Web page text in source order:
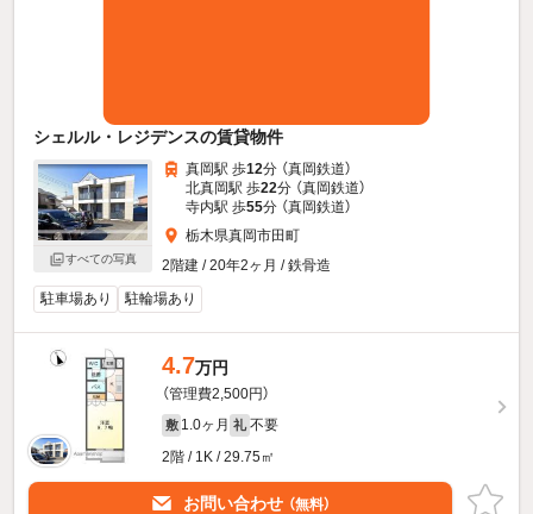
シェルル・レジデンスの賃貸物件
すべての写真
真岡駅 歩12分 （真岡鉄道）
北真岡駅 歩22分 （真岡鉄道）
寺内駅 歩55分 （真岡鉄道）
栃木県真岡市田町
2階建 / 20年2ヶ月 / 鉄骨造
駐車場あり
駐輪場あり
4.7万円
（管理費2,500円）
敷 1.0ヶ月 礼 不要
2階 / 1K / 29.75㎡
お問い合わせ （無料）